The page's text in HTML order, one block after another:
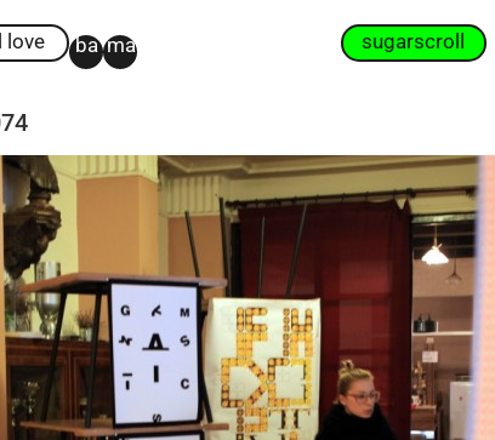
love ba ma sugarscroll